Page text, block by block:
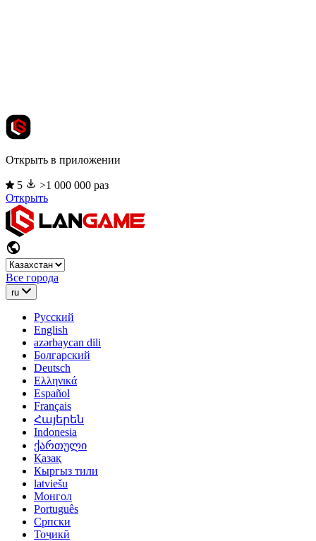
Открыть в приложении
5
>1 000 000 раз
Открыть
Все города
ru
Русский
English
azərbaycan dili
Болгарский
Deutsch
Ελληνικά
Español
Français
Հայերեն
Indonesia
ქართული
Қазақ
Кыргыз тили
latviešu
Монгол
Português
Српски
Тоҷикӣ